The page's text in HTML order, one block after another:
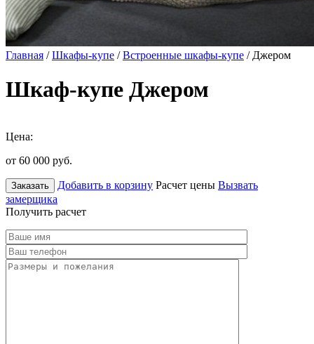
Главная /Шкафы-купе /Встроенные шкафы-купе / Джером
Шкаф-купе Джером
Цена:
от 60 000 руб.
Заказать Добавить в корзину Расчет цены Вызвать
замерщика
Получить расчет